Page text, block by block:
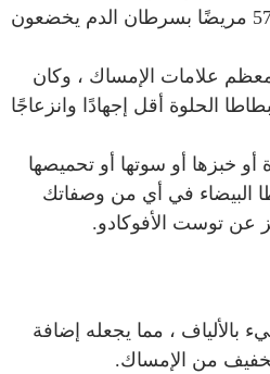
معظم علامات الإمساك ، وكان
الحلوة أقل إجهادًا وانزعاجًا
خبزها أو سوتها أو تحميصها
البيضاء في أي من وصفاتك
عن توست الأفوكادو.
بالألياف ، مما يجعله إضافة
من الإمساك.